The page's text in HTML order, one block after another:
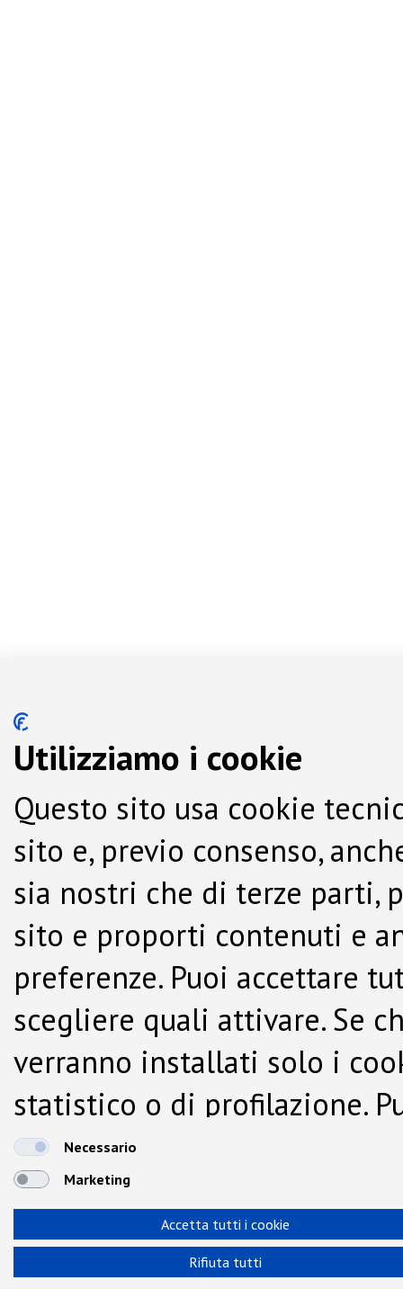
Utilizziamo i cookie
Questo sito usa cookie
sito e, previo consenso,
sia nostri che di terze parti,
sito e proporti contenuti e
preferenze. Puoi accettare
scegliere quali attivare. Se
verranno installati solo i
statistico o di profilazione.
dalla Cookie Policy.
Necessario
Marketing
Accetta tutti i cookie
Rifiuta tutti